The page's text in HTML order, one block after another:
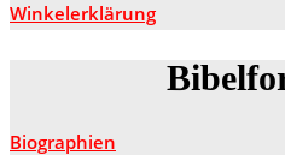
Winkelerklärung
Biographien